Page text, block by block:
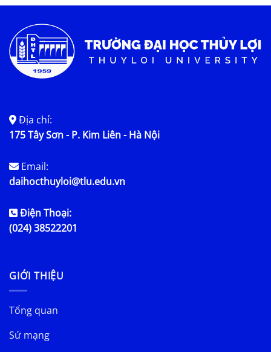
Tin tức chung
Địa chỉ:
175 Tây Sơn - P. Kim Liên - Hà Nội
Email:
daihocthuyloi@tlu.edu.vn
Điện Thoại:
(024) 38522201
GIỚI THIỆU
Tổng quan
Sứ mạng